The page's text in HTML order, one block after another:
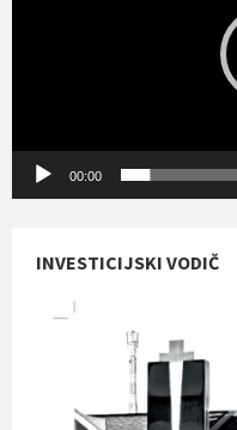
00:00
INVESTICIJSKI VODIČ